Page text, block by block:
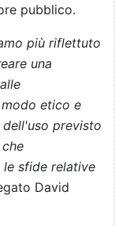
pubblico.
più riflettuto
una
etico e
previsto
sfide relative
David